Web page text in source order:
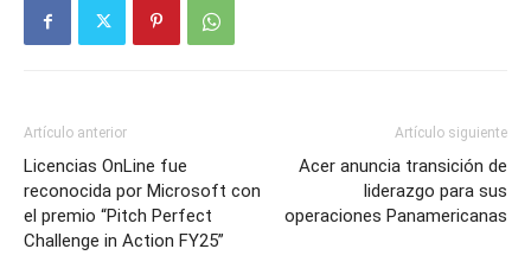
Artículo anterior
Licencias OnLine fue
reconocida por Microsoft con
el premio “Pitch Perfect
Challenge in Action FY25”
Artículo siguiente
Acer anuncia transición de
liderazgo para sus
operaciones Panamericanas